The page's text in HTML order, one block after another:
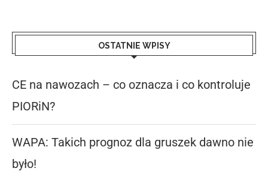
OSTATNIE WPISY
CE na nawozach – co oznacza i co kontroluje
PIORiN?
WAPA: Takich prognoz dla gruszek dawno nie
było!